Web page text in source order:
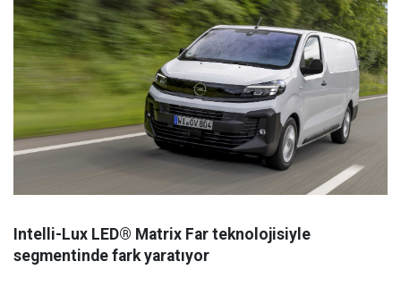
Intelli-Lux LED® Matrix Far teknolojisiyle
segmentinde fark yaratıyor